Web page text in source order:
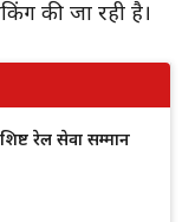
की जा रही है।
रेल सेवा सम्मान